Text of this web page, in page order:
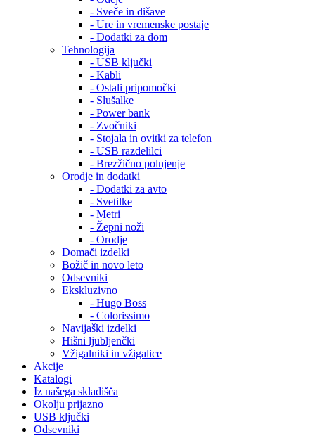
- Sveče in dišave
- Ure in vremenske postaje
- Dodatki za dom
Tehnologija
- USB ključki
- Kabli
- Ostali pripomočki
- Slušalke
- Power bank
- Zvočniki
- Stojala in ovitki za telefon
- USB razdelilci
- Brezžično polnjenje
Orodje in dodatki
- Dodatki za avto
- Svetilke
- Metri
- Žepni noži
- Orodje
Domači izdelki
Božič in novo leto
Odsevniki
Ekskluzivno
- Hugo Boss
- Colorissimo
Navijaški izdelki
Hišni ljubljenčki
Vžigalniki in vžigalice
Akcije
Katalogi
Iz našega skladišča
Okolju prijazno
USB ključki
Odsevniki